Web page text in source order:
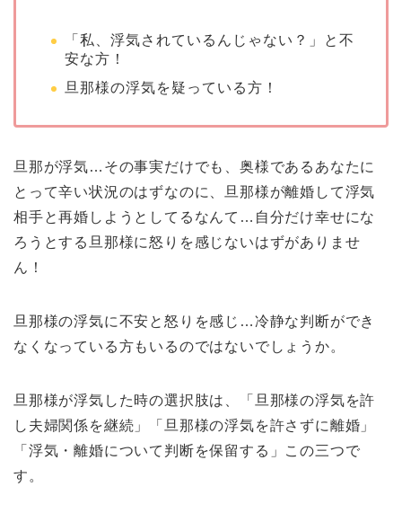
「私、浮気されているんじゃない？」と不
安な方！
旦那様の浮気を疑っている方！
旦那が浮気…その事実だけでも、奥様であるあなたに
とって辛い状況のはずなのに、旦那様が離婚して浮気
相手と再婚しようとしてるなんて…自分だけ幸せにな
ろうとする旦那様に怒りを感じないはずがありませ
ん！
旦那様の浮気に不安と怒りを感じ…冷静な判断ができ
なくなっている方もいるのではないでしょうか。
旦那様が浮気した時の選択肢は、「旦那様の浮気を許
し夫婦関係を継続」「旦那様の浮気を許さずに離婚」
「浮気・離婚について判断を保留する」この三つで
す。